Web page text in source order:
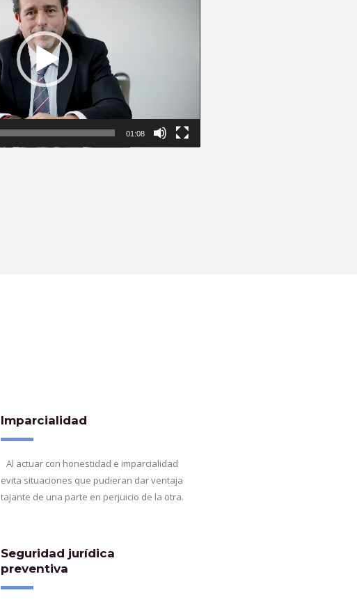
01:08
Imparcialidad
Al actuar con honestidad e imparcialidad
evita situaciones que pudieran dar ventaja
tajante de una parte en perjuicio de la otra.
Seguridad jurídica
preventiva